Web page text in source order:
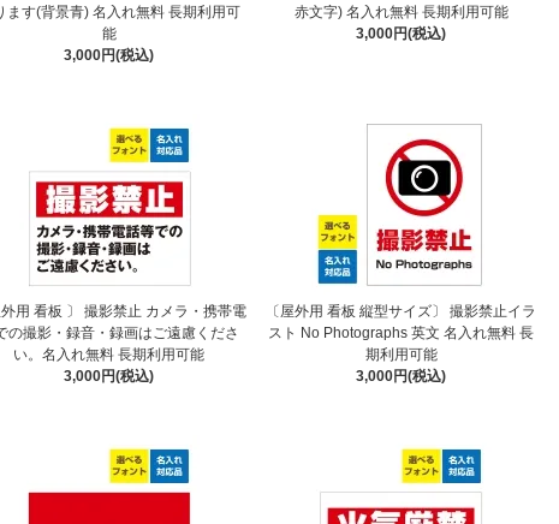
ます(背景青) 名入れ無料 長期利用可
能
3,000円(税込)
赤文字) 名入れ無料 長期利用可能
3,000円(税込)
用 看板 〕 撮影禁止 カメラ・携帯電
の撮影・録音・録画はご遠慮くださ
い。名入れ無料 長期利用可能
3,000円(税込)
〔屋外用 看板 縦型サイズ〕 撮影禁止イラ
スト No Photographs 英文 名入れ無料 長
期利用可能
3,000円(税込)